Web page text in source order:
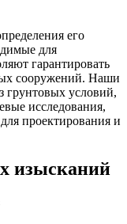
его
для
гарантировать
сооружений. Наши
грунтовых условий,
исследования,
проектирования и
изысканий